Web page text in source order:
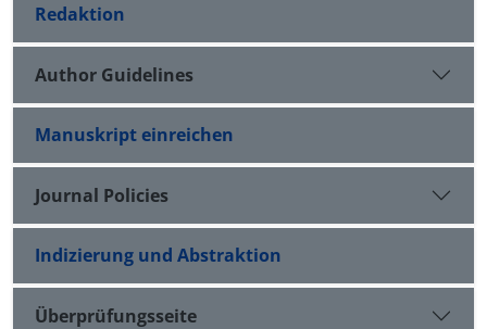
Redaktion
Author Guidelines
Manuskript einreichen
Journal Policies
Indizierung und Abstraktion
Überprüfungsseite